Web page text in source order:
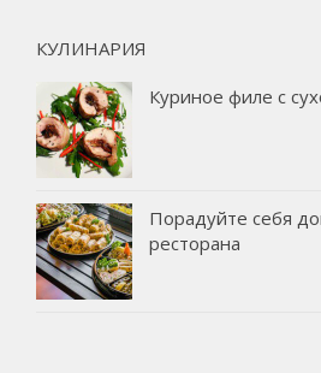
КУЛИНАРИЯ
Куриное филе с
Порадуйте себя
ресторана